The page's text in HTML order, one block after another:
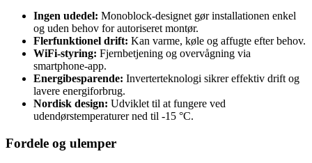
Ingen udedel: Monoblock-designet gør installationen enkel
og uden behov for autoriseret montør.
Flerfunktionel drift: Kan varme, køle og affugte efter behov.
WiFi-styring: Fjernbetjening og overvågning via
smartphone-app.
Energibesparende: Inverterteknologi sikrer effektiv drift og
lavere energiforbrug.
Nordisk design: Udviklet til at fungere ved
udendørstemperaturer ned til -15 °C.
Fordele og ulemper